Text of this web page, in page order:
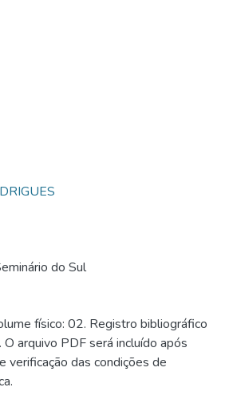
do Sul
físico: 02. Registro bibliográfico
arquivo PDF será incluído após
verificação das condições de